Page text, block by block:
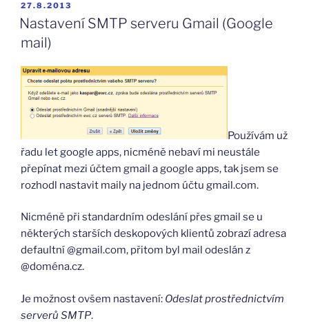
označit
jako
přečtené?“
PUBLIKOVÁNO
27.8.2013
Nastavení SMTP serveru Gmail (Google
mail)
Používám už
řadu let google apps, nicméně nebaví mi neustále
přepínat mezi účtem gmail a google apps, tak jsem se
rozhodl nastavit maily na jednom účtu gmail.com.
Nicméně při standardním odeslání přes gmail se u
některých starších deskopových klientů zobrazí adresa
defaultní @gmail.com, přitom byl mail odeslán z
@doména.cz.
Je možnost ovšem nastavení: Odeslat prostřednictvím
serverů SMTP.